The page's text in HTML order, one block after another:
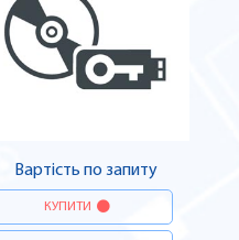
Вартість по запиту
КУПИТИ